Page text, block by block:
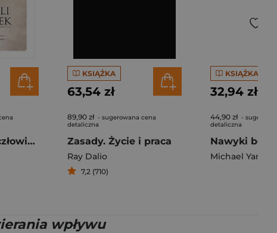
Tak, jak myśli człowiek
KSIĄŻKA
63,54 zł
89,90 zł - sugerowana cena
detaliczna
Zasady. Życie i praca
Ray Dalio
7,2 (710)
KSIĄŻKA
32,94 zł
44,90 zł -
detaliczna
Michael
wpływu